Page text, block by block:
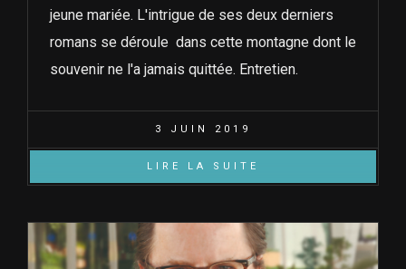
jeune mariée. L'intrigue de ses deux derniers
romans se déroule dans cette montagne dont le
souvenir ne l'a jamais quittée. Entretien.
3 JUIN 2019
LIRE LA SUITE